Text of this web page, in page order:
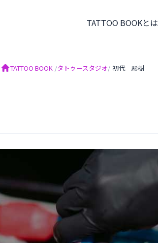
TATTOO BOOKとは
TATTOO BOOK /タトゥースタジオ/ 初代 彫樹